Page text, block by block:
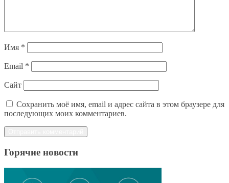
Имя *
Email *
Сайт
Сохранить моё имя, email и адрес сайта в этом браузере для
последующих моих комментариев.
Горячие новости